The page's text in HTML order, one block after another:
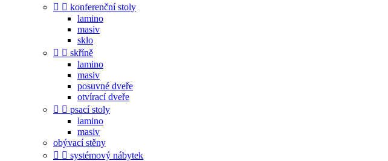
  konferenční stoly
lamino
masiv
sklo
  skříně
lamino
masiv
posuvné dveře
otvírací dveře
  psací stoly
lamino
masiv
obývací stěny
  systémový nábytek